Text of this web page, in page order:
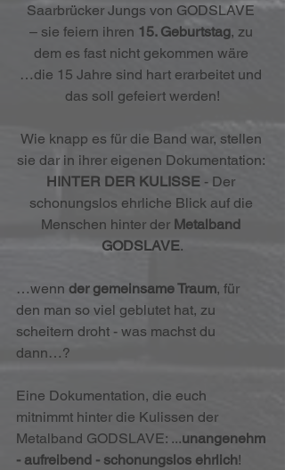
Saarbrücker Jungs von GODSLAVE
– sie feiern ihren 15. Geburtstag, zu
dem es fast nicht gekommen wäre
…die 15 Jahre sind hart erarbeitet und
das soll gefeiert werden!
Wie knapp es für die Band war, stellen
sie dar in ihrer eigenen Dokumentation:
HINTER DER KULISSE - Der
schonungslos ehrliche Blick auf die
Menschen hinter der Metalband
GODSLAVE.
…wenn der gemeinsame Traum, für
den man so viel geblutet hat, zu
scheitern droht - was machst du
dann…?
Eine Dokumentation, die euch
mitnimmt hinter die Kulissen der
Metalband GODSLAVE: ...unangenehm
- aufreibend - schonungslos ehrlich!